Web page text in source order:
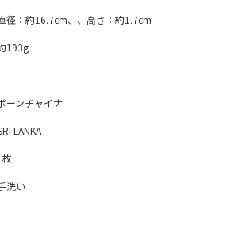
径：約16.7cm、、高さ：約1.7cm
193g
ーンチャイナ
LANKA
枚
洗い